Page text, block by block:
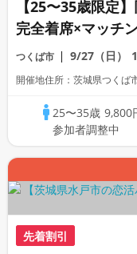
【25〜35歳限定
完全着席×マッチ
グコン
つくば市 9/27（日）
開催地住所：茨城県つくば
25〜35歳 9,800
参加者調整中
先着割引